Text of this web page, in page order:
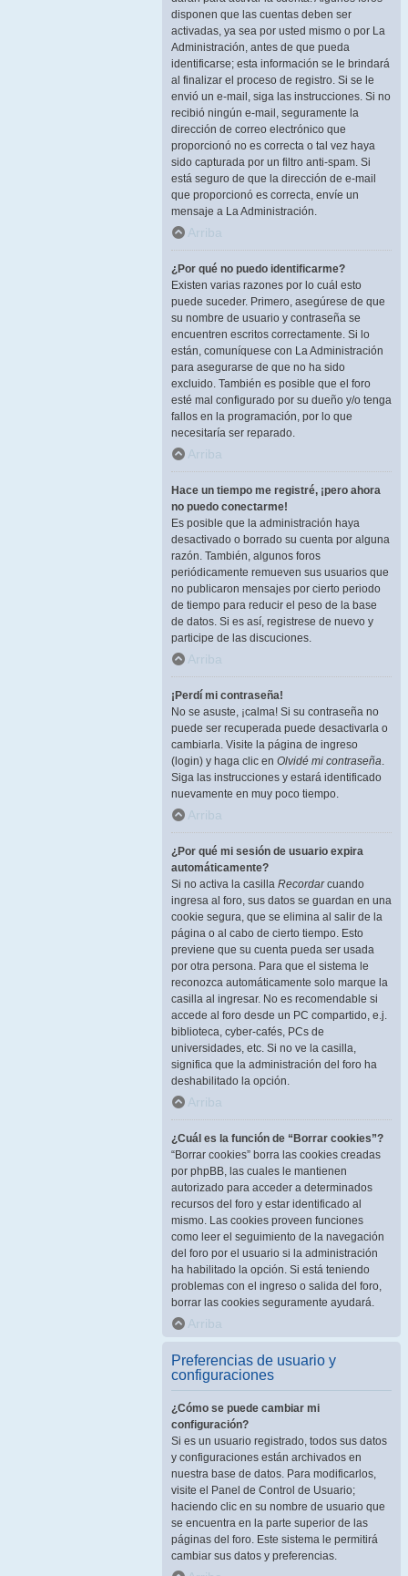
disponen que las cuentas deben ser
activadas, ya sea por usted mismo o por La
Administración, antes de que pueda
identificarse; esta información se le brindará
al finalizar el proceso de registro. Si se le
envió un e-mail, siga las instrucciones. Si no
recibió ningún e-mail, seguramente la
dirección de correo electrónico que
proporcionó no es correcta o tal vez haya
sido capturada por un filtro anti-spam. Si
está seguro de que la dirección de e-mail
que proporcionó es correcta, envíe un
mensaje a La Administración.
Arriba
¿Por qué no puedo identificarme?
Existen varias razones por lo cuál esto
puede suceder. Primero, asegúrese de que
su nombre de usuario y contraseña se
encuentren escritos correctamente. Si lo
están, comuníquese con La Administración
para asegurarse de que no ha sido
excluido. También es posible que el foro
esté mal configurado por su dueño y/o tenga
fallos en la programación, por lo que
necesitaría ser reparado.
Arriba
Hace un tiempo me registré, ¡pero ahora
no puedo conectarme!
Es posible que la administración haya
desactivado o borrado su cuenta por alguna
razón. También, algunos foros
periódicamente remueven sus usuarios que
no publicaron mensajes por cierto periodo
de tiempo para reducir el peso de la base
de datos. Si es así, registrese de nuevo y
participe de las discuciones.
Arriba
¡Perdí mi contraseña!
No se asuste, ¡calma! Si su contraseña no
puede ser recuperada puede desactivarla o
cambiarla. Visite la página de ingreso
(login) y haga clic en Olvidé mi contraseña.
Siga las instrucciones y estará identificado
nuevamente en muy poco tiempo.
Arriba
¿Por qué mi sesión de usuario expira
automáticamente?
Si no activa la casilla Recordarcuando
ingresa al foro, sus datos se guardan en una
cookie segura, que se elimina al salir de la
página o al cabo de cierto tiempo. Esto
previene que su cuenta pueda ser usada
por otra persona. Para que el sistema le
reconozca automáticamente solo marque la
casilla al ingresar. No es recomendable si
accede al foro desde un PC compartido, e.j.
biblioteca, cyber-cafés, PCs de
universidades, etc. Si no ve la casilla,
significa que la administración del foro ha
deshabilitado la opción.
Arriba
¿Cuál es la función de “Borrar cookies”?
“Borrar cookies” borra las cookies creadas
por phpBB, las cuales le mantienen
autorizado para acceder a determinados
recursos del foro y estar identificado al
mismo. Las cookies proveen funciones
como leer el seguimiento de la navegación
del foro por el usuario si la administración
ha habilitado la opción. Si está teniendo
problemas con el ingreso o salida del foro,
borrar las cookies seguramente ayudará.
Arriba
Preferencias de usuario y
configuraciones
¿Cómo se puede cambiar mi
configuración?
Si es un usuario registrado, todos sus datos
y configuraciones están archivados en
nuestra base de datos. Para modificarlos,
visite el Panel de Control de Usuario;
haciendo clic en su nombre de usuario que
se encuentra en la parte superior de las
páginas del foro. Este sistema le permitirá
cambiar sus datos y preferencias.